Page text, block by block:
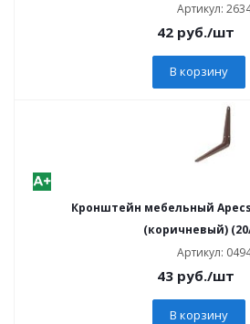
Артикул:
42руб./шт
В корзину
Кронштейн мебельный Apecs
(коричневый)
Артикул:
43руб./шт
В корзину